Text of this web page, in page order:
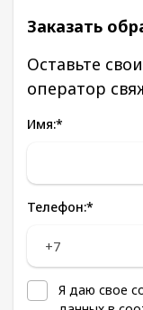
Заказать
Оставьте
оператор
Имя:*
Телефон:*
Я даю свое